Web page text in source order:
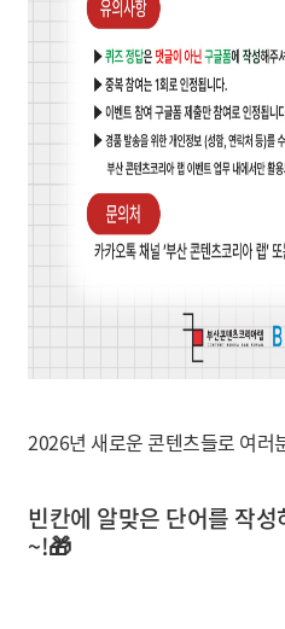
2026년 새로운 콘텐츠들로 여
빈칸에 알맞은 단어를 작
~!🎁